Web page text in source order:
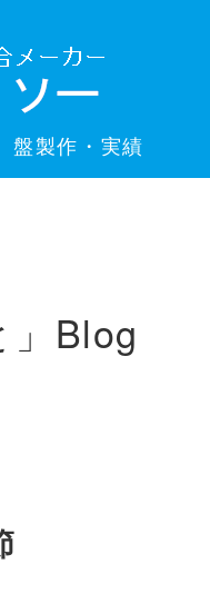
盤製作・実績
」Blog